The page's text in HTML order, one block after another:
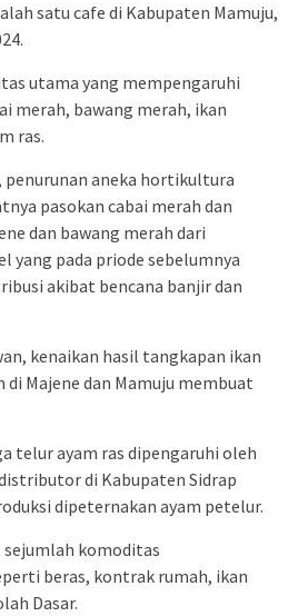
satu cafe di Kabupaten Mamuju,
utama yang mempengaruhi
merah, bawang merah, ikan
ras.
penurunan aneka hortikultura
pasokan cabai merah dan
dan bawang merah dari
yang pada priode sebelumnya
akibat bencana banjir dan
kenaikan hasil tangkapan ikan
Majene dan Mamuju membuat
telur ayam ras dipengaruhi oleh
di Kabupaten Sidrap
dipeternakan ayam petelur.
sejumlah komoditas
beras, kontrak rumah, ikan
Dasar.